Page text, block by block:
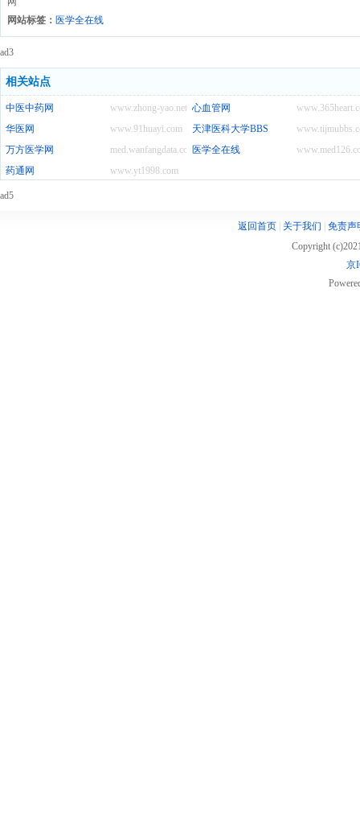
网站标签： 医学全在线
ad3
相关站点
www.zhong-yao.net
中医中药网
心血管网
www.91huayi.com
华医网
天津医科大学BBS
med.wanfangdata.com.cn
万方医学网
医学全在线
www.yt1998.com
药通网
ad5
返回首页| 关于我们
免责声
Copyright
京